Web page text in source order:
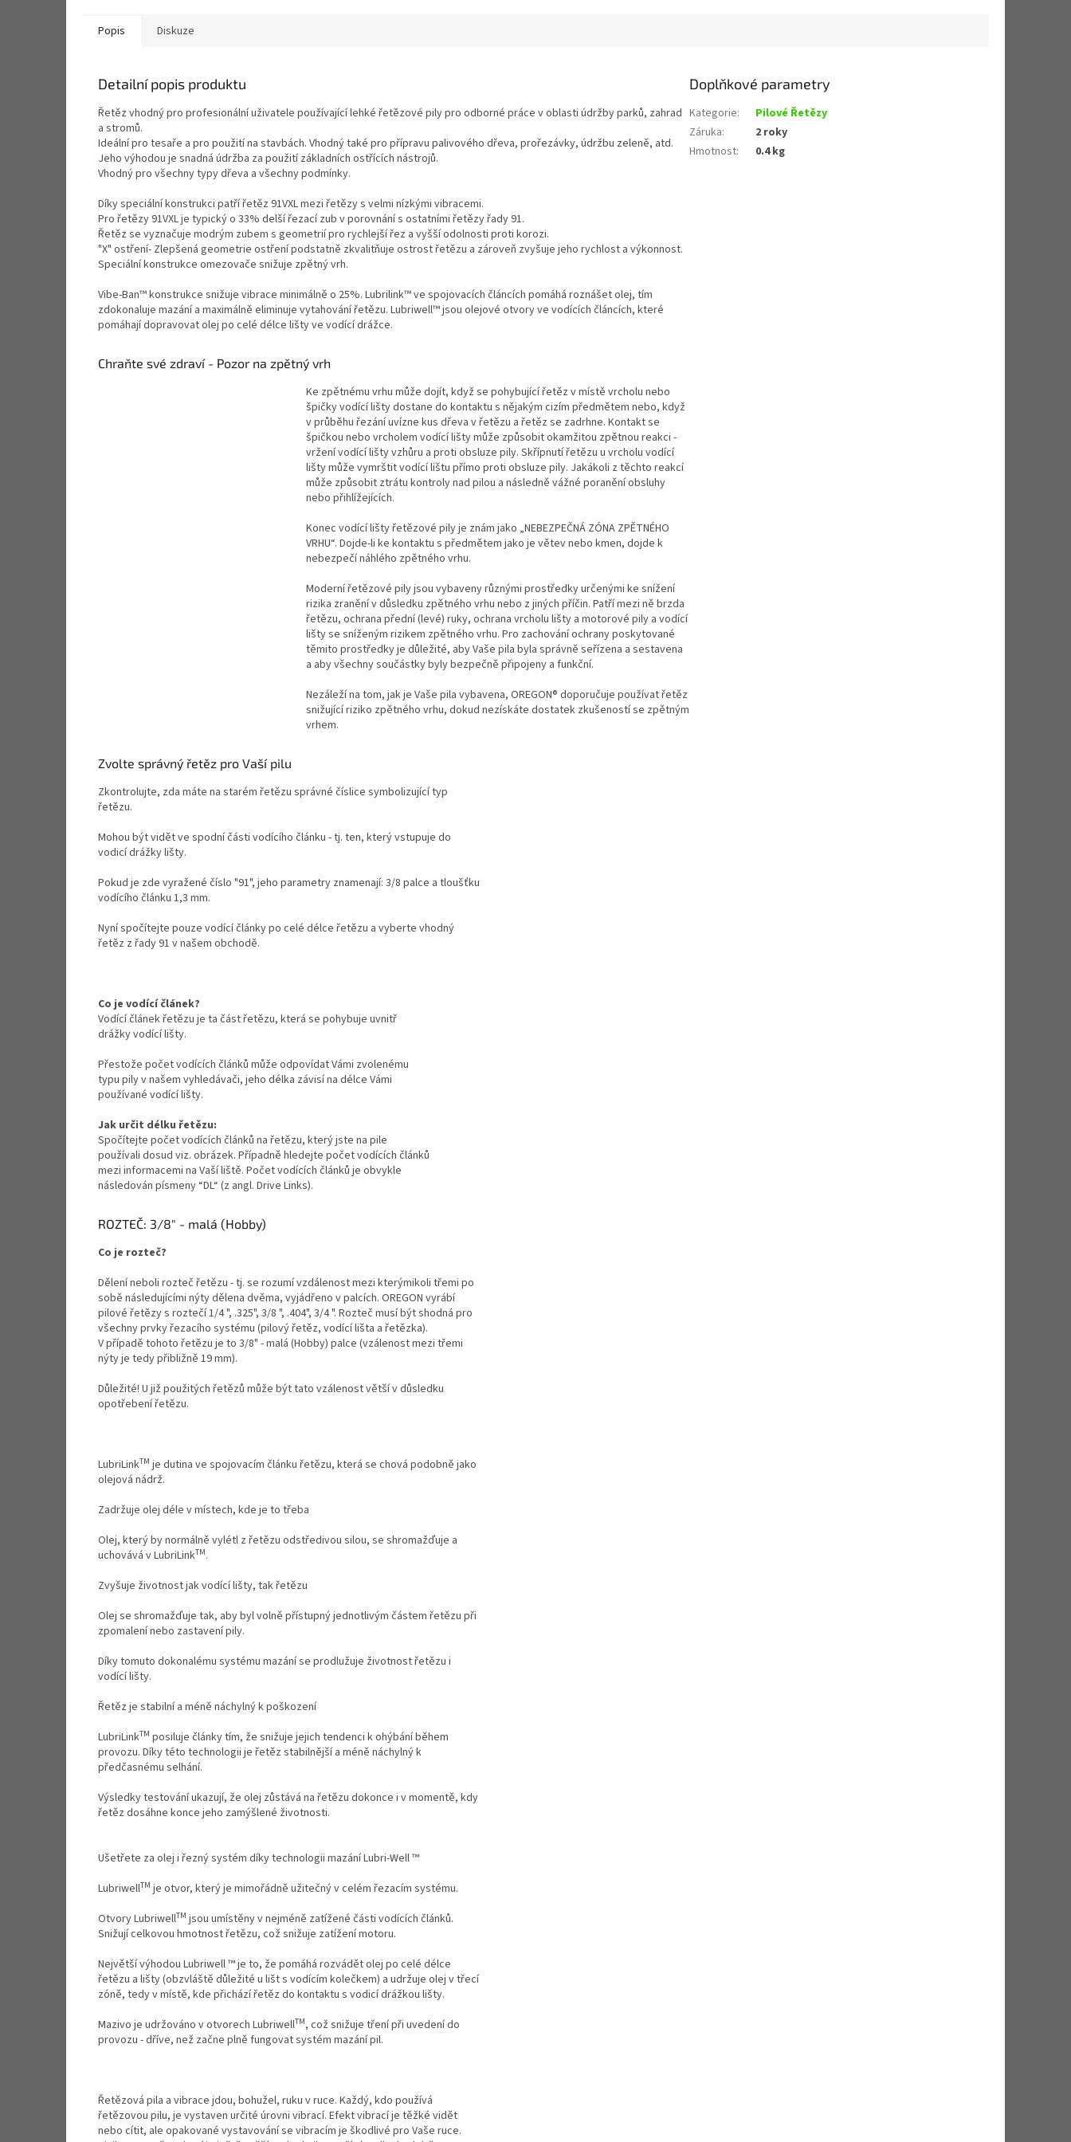
Popis Diskuze
Detailní popis produktu
Řetěz vhodný pro profesionální uživatele používající lehké řetězové pily pro odborné práce v oblasti údržby parků, zahrad
a stromů.
Ideální pro tesaře a pro použití na stavbách. Vhodný také pro přípravu palivového dřeva, prořezávky, údržbu zeleně, atd.
Jeho výhodou je snadná údržba za použití základních ostřících nástrojů.
Vhodný pro všechny typy dřeva a všechny podmínky.
Díky speciální konstrukci patří řetěz 91VXL mezi řetězy s velmi nízkými vibracemi.
Pro řetězy 91VXL je typický o 33% delší řezací zub v porovnání s ostatními řetězy řady 91.
Řetěz se vyznačuje modrým zubem s geometrií pro rychlejší řez a vyšší odolnosti proti korozi.
"X" ostření- Zlepšená geometrie ostření podstatně zkvalitňuje ostrost řetězu a zároveň zvyšuje jeho rychlost a výkonnost.
Speciální konstrukce omezovače snižuje zpětný vrh.
Vibe-Ban™ konstrukce snižuje vibrace minimálně o 25%. Lubrilink™ ve spojovacích článcích pomáhá roznášet olej, tím
zdokonaluje mazání a maximálně eliminuje vytahování řetězu. Lubriwell™ jsou olejové otvory ve vodících článcích, které
pomáhají dopravovat olej po celé délce lišty ve vodící drážce.
Chraňte své zdraví - Pozor na zpětný vrh
Ke zpětnému vrhu může dojít, když se pohybující řetěz v místě vrcholu nebo
špičky vodící lišty dostane do kontaktu s nějakým cizím předmětem nebo, když
v průběhu řezání uvízne kus dřeva v řetězu a řetěz se zadrhne. Kontakt se
špičkou nebo vrcholem vodící lišty může způsobit okamžitou zpětnou reakci -
vržení vodící lišty vzhůru a proti obsluze pily. Skřípnutí řetězu u vrcholu vodící
lišty může vymrštit vodící lištu přímo proti obsluze pily. Jakákoli z těchto reakcí
může způsobit ztrátu kontroly nad pilou a následně vážné poranění obsluhy
nebo přihlížejících.
Konec vodící lišty řetězové pily je znám jako „NEBEZPEČNÁ ZÓNA ZPĚTNÉHO
VRHU“. Dojde-li ke kontaktu s předmětem jako je větev nebo kmen, dojde k
nebezpečí náhlého zpětného vrhu.
Moderní řetězové pily jsou vybaveny různými prostředky určenými ke snížení
rizika zranění v důsledku zpětného vrhu nebo z jiných příčin. Patří mezi ně brzda
řetězu, ochrana přední (levé) ruky, ochrana vrcholu lišty a motorové pily a vodící
lišty se sníženým rizikem zpětného vrhu. Pro zachování ochrany poskytované
těmito prostředky je důležité, aby Vaše pila byla správně seřízena a sestavena
a aby všechny součástky byly bezpečně připojeny a funkční.
Nezáleží na tom, jak je Vaše pila vybavena, OREGON® doporučuje používat řetěz
snižující riziko zpětného vrhu, dokud nezískáte dostatek zkušeností se zpětným
vrhem.
Zvolte správný řetěz pro Vaší pilu
Zkontrolujte, zda máte na starém řetězu správné číslice symbolizující typ
řetězu.
Mohou být vidět ve spodní části vodícího článku - tj. ten, který vstupuje do
vodicí drážky lišty.
Pokud je zde vyražené číslo "91", jeho parametry znamenají: 3/8 palce a tloušťku
vodícího článku 1,3 mm.
Nyní spočítejte pouze vodící články po celé délce řetězu a vyberte vhodný
řetěz z řady 91 v našem obchodě.
Co je vodící článek?
Vodící článek řetězu je ta část řetězu, která se pohybuje uvnitř
drážky vodící lišty.
Přestože počet vodících článků může odpovídat Vámi zvolenému
typu pily v našem vyhledávači, jeho délka závisí na délce Vámi
používané vodící lišty.
Jak určit délku řetězu:
Spočítejte počet vodících článků na řetězu, který jste na pile
používali dosud viz. obrázek. Případně hledejte počet vodících článků
mezi informacemi na Vaší liště. Počet vodících článků je obvykle
následován písmeny “DL“ (z angl. Drive Links).
ROZTEČ: 3/8" - malá (Hobby)
Co je rozteč?
Dělení neboli rozteč řetězu - tj. se rozumí vzdálenost mezi kterýmikoli třemi po
sobě následujícími nýty dělena dvěma, vyjádřeno v palcích. OREGON vyrábí
pilové řetězy s roztečí 1/4 ", .325", 3/8 ", .404", 3/4 ". Rozteč musí být shodná pro
všechny prvky řezacího systému (pilový řetěz, vodící lišta a řetězka).
V případě tohoto řetězu je to 3/8" - malá (Hobby) palce (vzálenost mezi třemi
nýty je tedy přibližně 19 mm).
Důležité! U již použitých řetězů může být tato vzálenost větší v důsledku
opotřebení řetězu.
LubriLinkTM je dutina ve spojovacím článku řetězu, která se chová podobně jako
olejová nádrž.
Zadržuje olej déle v místech, kde je to třeba
Olej, který by normálně vylétl z řetězu odstředivou silou, se shromažďuje a
uchovává v LubriLinkTM.
Zvyšuje životnost jak vodící lišty, tak řetězu
Olej se shromažďuje tak, aby byl volně přístupný jednotlivým částem řetězu při
zpomalení nebo zastavení pily.
Díky tomuto dokonalému systému mazání se prodlužuje životnost řetězu i
vodící lišty.
Řetěz je stabilní a méně náchylný k poškození
LubriLinkTM posiluje články tím, že snižuje jejich tendenci k ohýbání během
provozu. Díky této technologii je řetěz stabilnější a méně náchylný k
předčasnému selhání.
Výsledky testování ukazují, že olej zůstává na řetězu dokonce i v momentě, kdy
řetěz dosáhne konce jeho zamýšlené životnosti.
Ušetřete za olej i řezný systém díky technologii mazání Lubri-Well ™
LubriwellTM je otvor, který je mimořádně užitečný v celém řezacím systému.
Otvory LubriwellTM jsou umístěny v nejméně zatížené části vodících článků.
Snižují celkovou hmotnost řetězu, což snižuje zatížení motoru.
Největší výhodou Lubriwell ™ je to, že pomáhá rozvádět olej po celé délce
řetězu a lišty (obzvláště důležité u lišt s vodícím kolečkem) a udržuje olej v třecí
zóně, tedy v místě, kde přichází řetěz do kontaktu s vodicí drážkou lišty.
Mazivo je udržováno v otvorech LubriwellTM, což snižuje tření při uvedení do
provozu - dříve, než začne plně fungovat systém mazání pil.
Řetězová pila a vibrace jdou, bohužel, ruku v ruce. Každý, kdo používá
řetězovou pilu, je vystaven určité úrovni vibrací. Efekt vibrací je těžké vidět
nebo cítit, ale opakované vystavování se vibracím je škodlivé pro Vaše ruce.
Doplňkové parametry
Kategorie:
Pilové Řetězy
Záruka:
2 roky
Hmotnost: 0.4 kg